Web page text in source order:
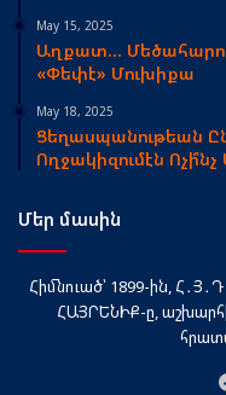
May 15, 2025
Աղքատ…
«Փեփէ» Մուխիքա
May 18, 2025
Ցեղասպանութեան
Ողջակիզումէն
Մեր մասին
Հիմնուած՝ 1899-ին,
ՀԱՅՐԵՆԻՔ-ը, աշխարհի